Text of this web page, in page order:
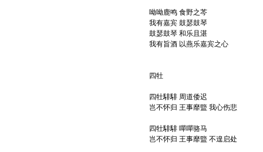
呦呦鹿鸣 食野之芩
我有嘉宾 鼓瑟鼓琴
鼓瑟鼓琴 和乐且湛
我有旨酒 以燕乐嘉宾之心
四牡
四牡騑騑 周道倭迟
岂不怀归 王事靡盬 我心伤悲
四牡騑騑 嘽嘽骆马
岂不怀归 王事靡盬 不遑启处